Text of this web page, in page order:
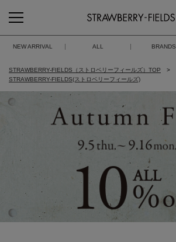
NEW ARRIVAL ALL BRANDS
STRAWBERRY-FIELDS（ストロベリーフィールズ）TOP
STRAWBERRY-FIELDS(ストロベリーフィールズ)